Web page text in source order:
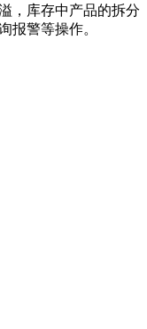
，库存中产品的拆分
报警等操作。